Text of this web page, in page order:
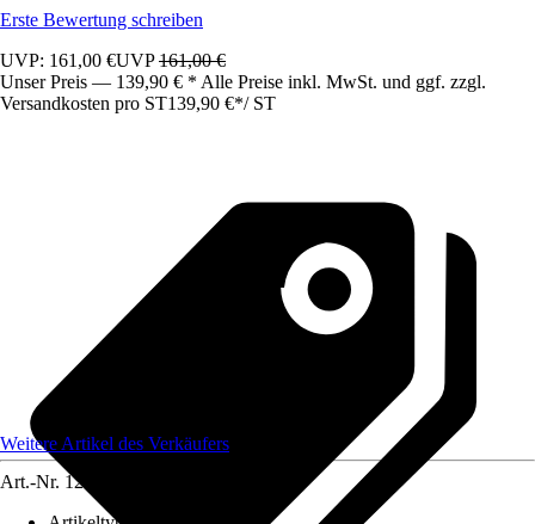
Erste Bewertung schreiben
UVP: 161,00 €UVP161,00 €
Unser Preis — 139,90 € * Alle Preise inkl. MwSt. und ggf. zzgl.
Versandkosten pro ST139,90 €*/ ST
Weitere Artikel des Verkäufers
Art.-Nr. 12583509